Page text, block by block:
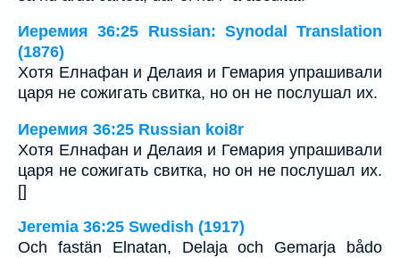
Иеремия 36:25 Russian: Synodal Translation
(1876)
Хотя Елнафан и Делаия и Гемария упрашивали
царя не сожигать свитка, но он не послушал их.
Иеремия 36:25 Russian koi8r
Хотя Елнафан и Делаия и Гемария упрашивали
царя не сожигать свитка, но он не послушал их.
[]
Jeremia 36:25 Swedish (1917)
Och fastän Elnatan, Delaja och Gemarja bådo